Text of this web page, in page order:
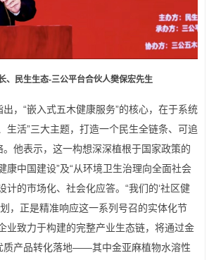
、民生生态-三公平台合伙人樊保宏先生
，“嵌入式五木健康服务”的核心，在于系统
生活”三大主题，打造一个民生全链条、可追
他表示，这一构想深深植根于国家政策的
康中国建设”及“从环境卫生治理向全面社会
计的市场化、社会化应答。“我们的‘社区健
划，正是精准响应这一系列号召的实体化节
业致力于构建的完整产业生态链，将通过金
质产品转化落地——其中金亚麻植物水溶性